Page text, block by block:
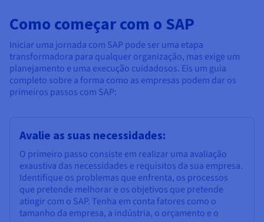
Como começar com o SAP
Iniciar uma jornada com SAP pode ser uma etapa
transformadora para qualquer organização, mas exige um
planejamento e uma execução cuidadosos. Eis um guia
completo sobre a forma como as empresas podem dar os
primeiros passos com SAP:
Avalie as suas necessidades:
O primeiro passo consiste em realizar uma avaliação
exaustiva das necessidades e requisitos da sua empresa.
Identifique os problemas que enfrenta, os processos
que pretende melhorar e os objetivos que pretende
atingir com o SAP. Tenha em conta fatores como o
tamanho da empresa, a indústria, o orçamento e o